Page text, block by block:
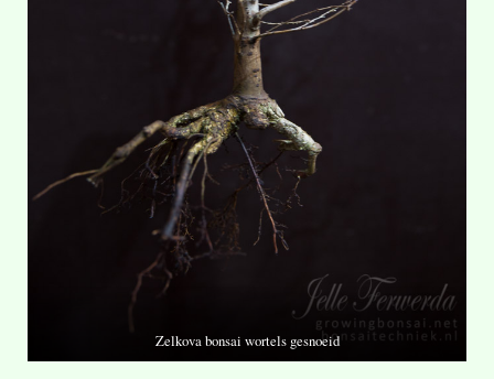
Zelkova bonsai wortels gesnoeid